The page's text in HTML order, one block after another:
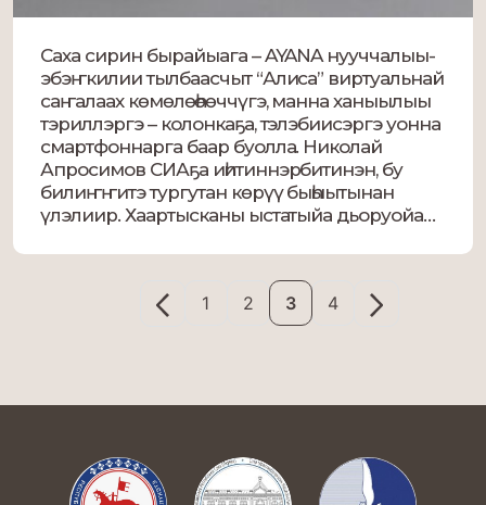
Саха сирин бырайыага – AYANA нууччалыы-
эбэҥкилии тылбаасчыт “Алиса” виртуальнай
саҥалаах көмөлөһөөччүгэ, манна ханыылыы
тэриллэргэ – колонкаҕа, тэлэбиисэргэ уонна
смартфоннарга баар буолла. Николай
Апросимов СИАҕа иһитиннэрбитинэн, бу
билиҥҥитэ тургутан көрүү быһыытынан
үлэлиир. Хаартысканы ыстатыйа дьоруойа
үөрэтиигэ олоҕуран үлэлиир
нууччалыыттан эбэҥкилии тылбаастыыр
голосовой роботизированнай тылбаасчыт-
мадиаплатформа. Сыыппара
1 2 3 4